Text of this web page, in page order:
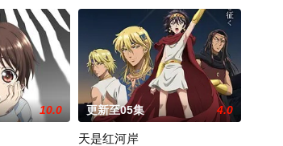
10.0 更新至05集 4.0
天是红河岸